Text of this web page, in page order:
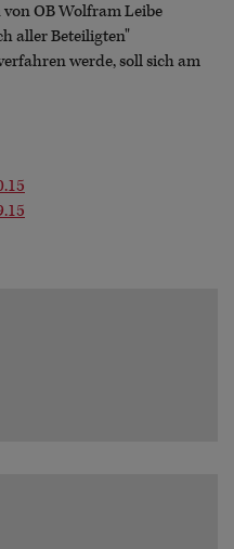
OB Wolfram Leibe
aller Beteiligten"
werde, soll sich am